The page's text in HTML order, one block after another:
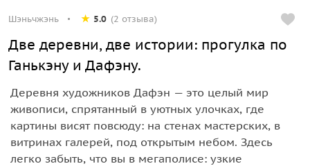
Шэньчжэнь 5.0 (2 отзыва)
Две деревни, две истории: прогулка по
Ганькэну и Дафэну.
Деревня художников Дафэн — это целый мир
живописи, спрятанный в уютных улочках, где
картины висят повсюду: на стенах мастерских, в
витринах галерей, под открытым небом. Здесь
легко забыть, что вы в мегаполисе: узкие